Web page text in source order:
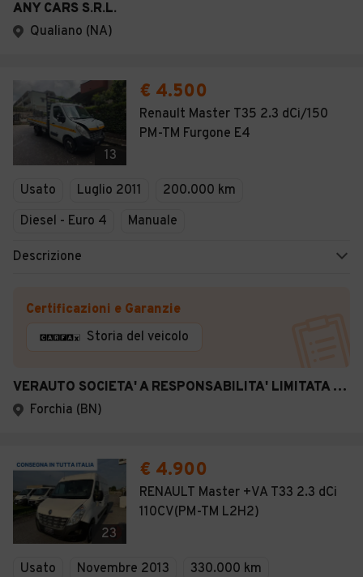
ANY CARS S.R.L.
Qualiano (NA)
13
€ 4.500
Renault Master T35 2.3 dCi/150
PM-TM Furgone E4
Usato Luglio 2011
200.000 km
Diesel - Euro 4
Manuale
Descrizione
Certificazioni e Garanzie
Storia del veicolo
VERAUTO SOCIETA' A RESPONSABILITA' LIMITATA SEMPLI
Forchia (BN)
23
€ 4.900
RENAULT Master +VA T33 2.3 dCi
110CV(PM-TM L2H2)
Usato Novembre 2013 330.000 km